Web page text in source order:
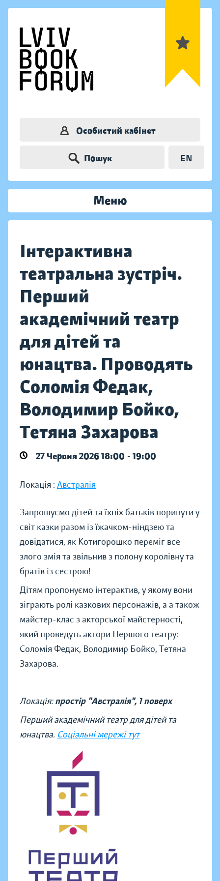
Особистий кабінет
Пошук EN
Меню
Інтерактивна
театральна зустріч.
Перший
академічний театр
для дітей та
юнацтва. Проводять
Соломія Федак,
Володимир Бойко,
Тетяна Захарова
27 Червня 2026 18:00 - 19:00
Локація : Австралія
Запрошуємо дітей та їхніх батьків поринути у
світ казки разом із їжачком-ніндзею та
довідатися, як Котигорошко переміг все
злого змія та звільнив з полону королівну та
братів із сестрою!
Дітям пропонуємо інтерактив, у якому вони
зіграють ролі казкових персонажів, а а також
майстер-клас з акторської майстерності,
який проведуть актори Першого театру:
Соломія Федак, Володимир Бойко, Тетяна
Захарова.
Локація:простір "Австралія", 1 поверх
Перший академічний театр для дітей та
юнацтва. Соціальні мережі тут